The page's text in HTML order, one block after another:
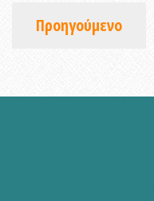
Προηγούμενο